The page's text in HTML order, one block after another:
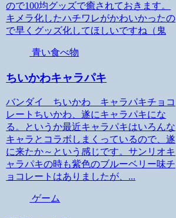
ので100均グッズで癒されておきます。
キメラ化したハチワレがかわいかったの
で早くグッズ化してほしいですね（鬼
青い食べ物
ちいかわキャラパキ
バンダイ ちいかわ キャラパキチョコ
レートちいかわ、遂にキャラパキにな
る。というか最近キャラパキはいろんな
キャラとコラボしまくっているので、遂
に来たか～という感じです。サンリオキ
ャラパキの時も紫色のブルーベリー味チ
ョコレートはありましたが、...
ゲーム